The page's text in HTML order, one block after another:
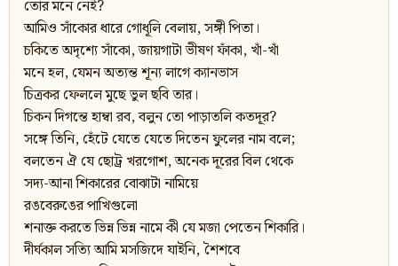
তোর মনে নেই?
আমিও সাঁকোর ধারে গোধূলি বেলায়, সঙ্গী পিতা।
চকিতে অদৃশ্যে সাঁকো, জায়গাটা ভীষণ ফাঁকা, খাঁ-খাঁ
মনে হল, যেমন অত্যন্ত শূন্য লাগে ক্যানভাস
চিত্রকর ফেললে মুছে ভুল ছবি তার।
চিকন দিগন্তে হাম্বা রব, বলুন তো পাড়াতলি কতদূর?
সঙ্গে তিনি, হেঁটে যেতে যেতে দিতেন ফুলের নাম বলে;
বলতেন ঐ যে ছোট্র খরগোশ, অনেক দূরের বিল থেকে
সদ্য-আনা শিকারের বোঝাটা নামিয়ে
রঙবেরুঙের পাখিগুলো
শনাক্ত করতে ভিন্ন ভিন্ন নামে কী যে মজা পেতেন শিকারি।
দীর্ঘকাল সত্যি আমি মসজিদে যাইনি, শৈশবে